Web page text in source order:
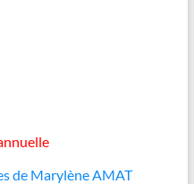
de Marylène AMAT